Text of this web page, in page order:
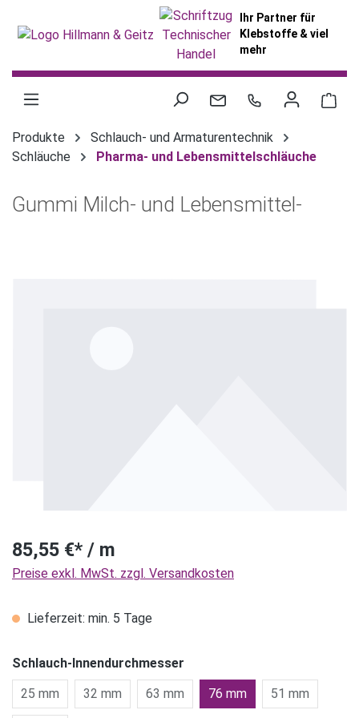
Ihr Partner für
Klebstoffe & viel
mehr
Produkte
Schlauch- und Armaturentechnik
Schläuche
Pharma- und Lebensmittelschläuche
Gummi Milch- und Lebensmittel-
85,55 €* / m
Preise exkl. MwSt. zzgl. Versandkosten
Lieferzeit: min. 5 Tage
Schlauch-Innendurchmesser
25 mm
32 mm 63 mm 76 mm 51 mm